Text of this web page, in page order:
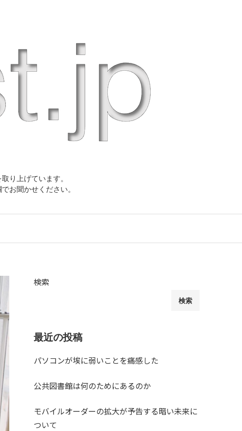
り上げています。
お聞かせください。
検索
検索
最近の投稿
パソコンが埃に弱いことを痛感した
公共図書館は何のためにあるのか
モバイルオーダーの拡大が予告する暗い未来に
ついて